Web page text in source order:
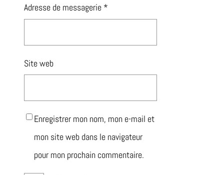
Adresse de messagerie *
Site web
Enregistrer mon nom, mon e-mail et
mon site web dans le navigateur
pour mon prochain commentaire.